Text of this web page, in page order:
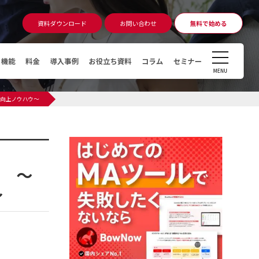
機能 料金 導入事例 お役立ち資料 コラム セミナー
資料ダウンロード お問い合わせ 無料で始める
MENU
ード 無料相談 アカウント発行
CLOSE
コラム
デジタルマーケティングとは
デマンドジェネレーションとは
MAツール運用時のKPI・KGI
MAツールの導入費用っていくら
かかるの？
上ノウハウ～
～